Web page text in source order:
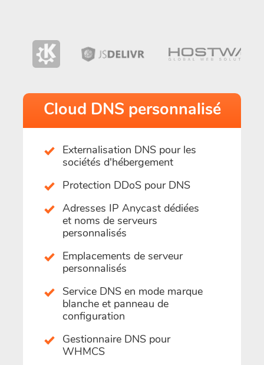
Cloud DNS personnalisé
Externalisation DNS pour les
sociétés d'hébergement
Protection DDoS pour DNS
Adresses IP Anycast dédiées
et noms de serveurs
personnalisés
Emplacements de serveur
personnalisés
Service DNS en mode marque
blanche et panneau de
configuration
Gestionnaire DNS pour
WHMCS